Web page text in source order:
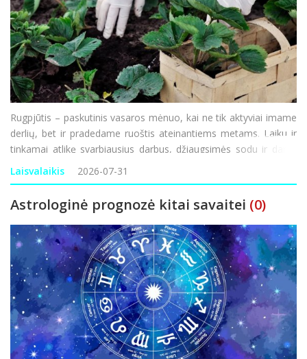
Rugpjūtis – paskutinis vasaros mėnuo, kai ne tik aktyviai imame
derlių, bet ir pradedame ruoštis ateinantiems metams. Laiku ir
tinkamai atlikę svarbiausius darbus, džiaugsimės sodu ir daržu
ne tik dabar, bet ir ateityje. Darbai darže Pats laikas nuimti
morkų, burokėlių, svogūnų,
Laisvalaikis 2026-07-31
Astrologinė prognozė kitai savaitei (0)